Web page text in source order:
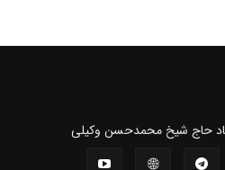
حاج شیخ محمدحسن وکیلی